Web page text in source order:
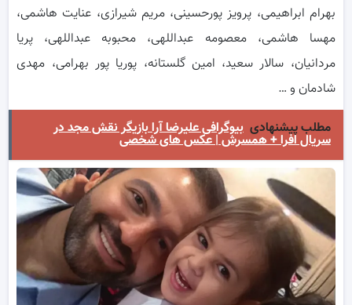
بهرام ابراهیمی، پرویز پورحسینی، مریم شیرازی، عنایت هاشمی،
مهسا هاشمی، معصومه عبداللهی، محبوبه عبداللهی، پریا
مردانیان، سالار سعید، امین گلستانه، پوریا پور بهرامی، مهدی
شادمان و‌‌ …
مطلب پیشنهادی بیوگرافی علیرضا آرا بازیگر نقش مجد در
سریال افرا + همسرش | عکس های شخصی